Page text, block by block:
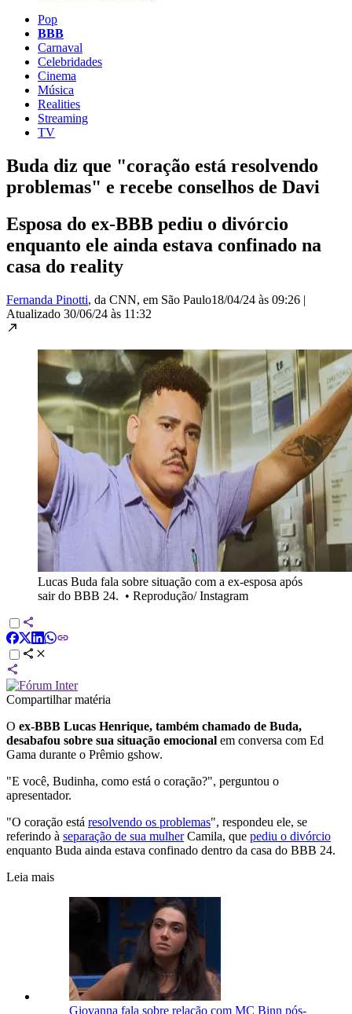
Pop
BBB
Carnaval
Celebridades
Cinema
Música
Realities
Streaming
TV
Buda diz que "coração está resolvendo
problemas" e recebe conselhos de Davi
Esposa do ex-BBB pediu o divórcio
enquanto ele ainda estava confinado na
casa do reality
Fernanda Pinotti, da CNN, em São Paulo18/04/24 às 09:26 |
Atualizado 30/06/24 às 11:32
Lucas Buda fala sobre situação com a ex-esposa após
sair do BBB 24. • Reprodução/ Instagram
Compartilhar matéria
O ex-BBB Lucas Henrique, também chamado de Buda,
desabafou sobre sua situação emocional em conversa com Ed
Gama durante o Prêmio gshow.
"E você, Budinha, como está o coração?", perguntou o
apresentador.
"O coração está resolvendo os problemas", respondeu ele, se
referindo à separação de sua mulherCamila, que pediu o divórcio
enquanto Buda ainda estava confinado dentro da casa do BBB 24.
Leia mais
Giovanna fala sobre relação com MC Binn pós-